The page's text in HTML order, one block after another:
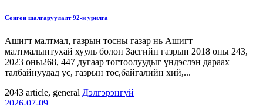
Сонгон шалгаруулалт 92-н урилга
Ашигт малтмал, газрын тосны газар нь Ашигт
малтмалынтухай хууль болон Засгийн газрын 2018 оны 243,
2023 оны268, 447 дугаар тогтоолуудыг үндэслэн дараах
талбайнуудад ус, газрын тос,байгалийн хий,...
2043 article, general Дэлгэрэнгүй
2026-07-09